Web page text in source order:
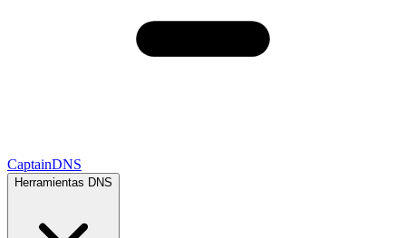
CaptainDNS
Herramientas DNS